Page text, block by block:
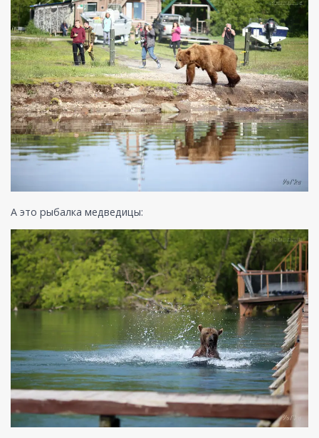
А это рыбалка медведицы: